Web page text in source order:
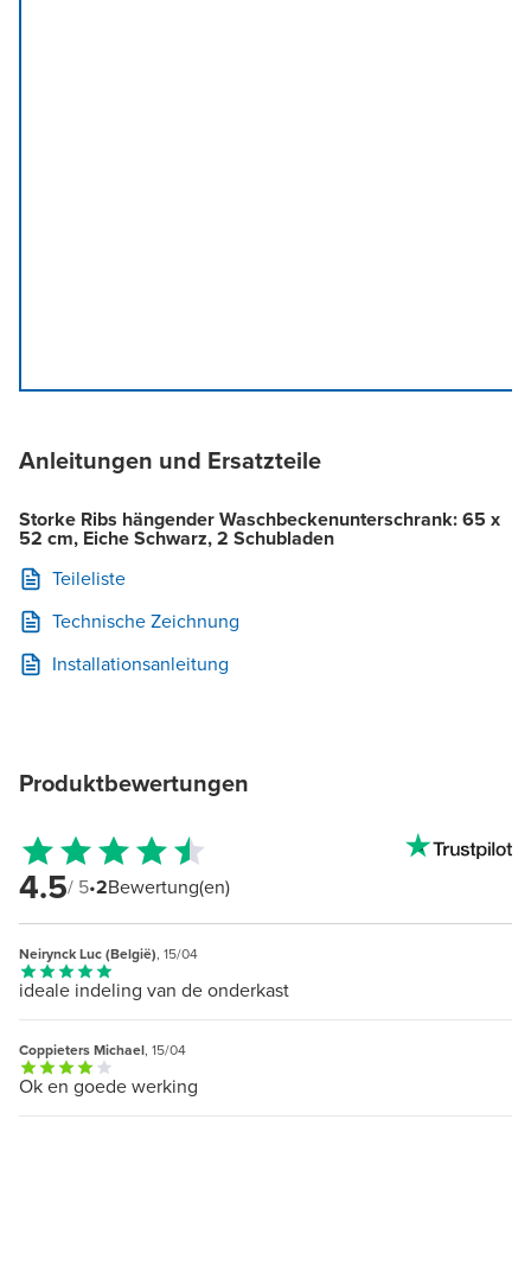
Anleitungen und Ersatzteile
Storke Ribs hängender Waschbeckenunterschrank: 65 x
52 cm, Eiche Schwarz, 2 Schubladen
Teileliste
Technische Zeichnung
Installationsanleitung
Produktbewertungen
4.5/ 5•2Bewertung(en)
Neirynck Luc (België), 15/04
ideale indeling van de onderkast
Coppieters Michael, 15/04
Ok en goede werking